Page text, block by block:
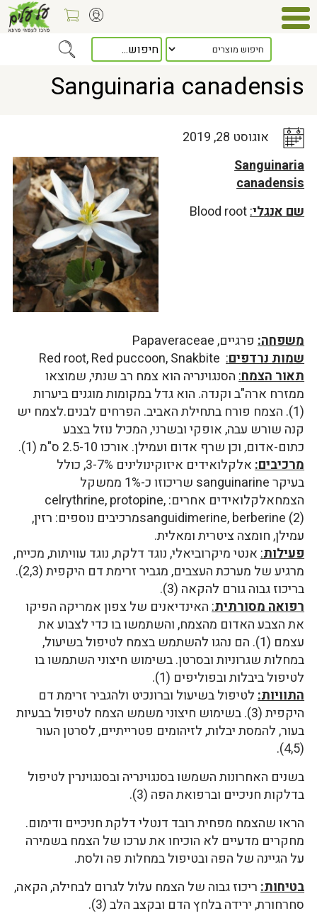
כלל המאמרים> Sanguinaria canadensis
Sanguinaria canadensis
אוגוסט 28, 2019
Sanguinaria
canadensis
שם אנגלי:
Blood root
משפחה:פרגיים, Papaveraceae
שמות נרדפים:
Red root, Red puccoon, Snakbite
תאור הצמח:הסנגוינריה הוא צמח רב שנתי, שמוצאו
ממזרח ארה"ב וקנדה. הוא גדל במקומות מוגנים ביערות
(1). הצמח פורח בתחילת האביב. הפרחים לבנים.לצמח יש
קנה שורש עבה, אופקי ובשרני, המכיל נוזל בצבע
כתום-אדום, וכן שרף אדום ועמילן. אורכו 2.5-10 ס"מ (1).
מרכיבים:
אלקלואידים איזוקינולינים 3-7%, כולל
בעיקר sanguinarine שריכוזו כ-1% ממשקל
הצמחאלקלואידים אחרים: celrythrine, protopine,
sanguidimerine, berberine (2)מרכיבים נוספים: רזין,
עמילן, חומצה ציטרית ומאלית.
פעילות:אנטי מיקרוביאלי, נוגד דלקת, נוגד עוויתות, מכייח,
מרגיע של מערכת העצבים, מגביר זרימת דם היקפית (2,3).
בריכוז גבוה גורם להקאה (3).
רפואה מסורתית:האינדיאנים של צפון אמריקה הפיקו
את הצבע האדום מהצמח, והשתמשו בו כדי לצבוע את
עצמם (1). הם נהגו להשתמש בצמח לטיפול בשיעול,
במחלות שגרוניות ובסרטן. בשימוש חיצוני השתמשו בו
לטיפול ביבלות ובפוליפים (1).
התוויות:לטיפול בשיעול וברונכיט ולהגביר זרימת דם
היקפית (3). בשימוש חיצוני משמש הצמח לטיפול בבעיות
בעור, להמסת יבלות, לזיהומים פטרייתיים, לסרטן העור
(4,5).
בשנים האחרונות השמשו בסנגוינריה ובסנגוינרין לטיפול
בדלקות חניכיים וברפואת הפה (3).
הראו שהצמח מפחית רובד דנטלי דלקת חניכיים ודימום.
מחקרים מדעיים לא הוכיחו את ערכו של הצמח בשמירה
על הגיינה של הפה ובטיפול במחלות פה ולסת.
בטיחות:ריכוז גבוה של הצמח עלול לגרום לבחילה, הקאה,
סחרחורת, ירידה בלחץ הדם ובקצב הלב (3).